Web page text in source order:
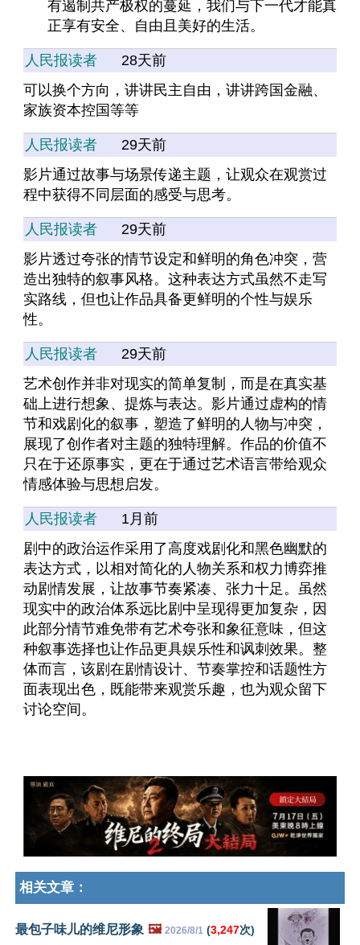
有遏制共产极权的蔓延，我们与下一代才能真
正享有安全、自由且美好的生活。
人民报读者
28天前
可以换个方向，讲讲民主自由，讲讲跨国金融、
家族资本控国等等
人民报读者
29天前
影片通过故事与场景传递主题，让观众在观赏过
程中获得不同层面的感受与思考。
人民报读者
29天前
影片透过夸张的情节设定和鲜明的角色冲突，营
造出独特的叙事风格。这种表达方式虽然不走写
实路线，但也让作品具备更鲜明的个性与娱乐
性。
人民报读者
29天前
艺术创作并非对现实的简单复制，而是在真实基
础上进行想象、提炼与表达。影片通过虚构的情
节和戏剧化的叙事，塑造了鲜明的人物与冲突，
展现了创作者对主题的独特理解。作品的价值不
只在于还原事实，更在于通过艺术语言带给观众
情感体验与思想启发。
人民报读者
1月前
剧中的政治运作采用了高度戏剧化和黑色幽默的
表达方式，以相对简化的人物关系和权力博弈推
动剧情发展，让故事节奏紧凑、张力十足。虽然
现实中的政治体系远比剧中呈现得更加复杂，因
此部分情节难免带有艺术夸张和象征意味，但这
种叙事选择也让作品更具娱乐性和讽刺效果。整
体而言，该剧在剧情设计、节奏掌控和话题性方
面表现出色，既能带来观赏乐趣，也为观众留下
讨论空间。
相关文章：
最包子味儿的维尼形象 🖼️ 2026/8/1 (3,247次)